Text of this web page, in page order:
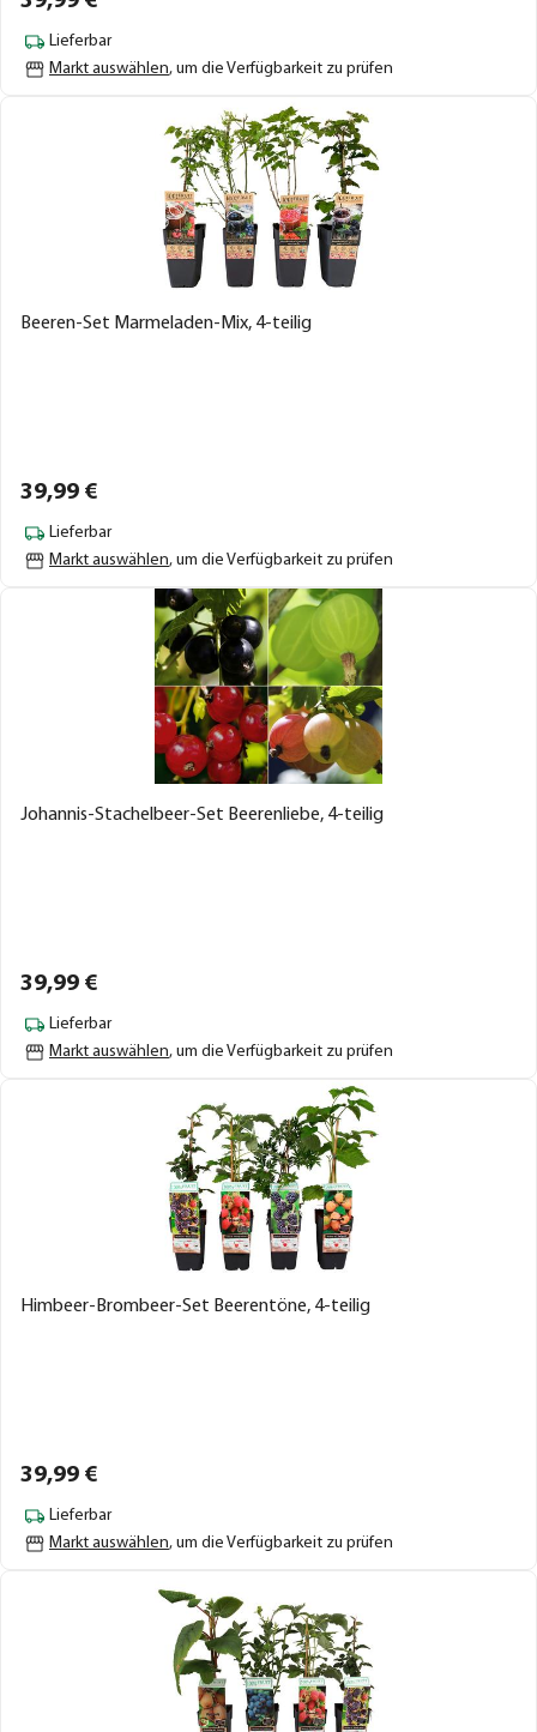
Lieferbar
Markt auswählen, um die Verfügbarkeit zu prüfen
Beeren-Set Marmeladen-Mix, 4-teilig
39,99 €
Lieferbar
Markt auswählen, um die Verfügbarkeit zu prüfen
Johannis-Stachelbeer-Set Beerenliebe, 4-teilig
39,99 €
Lieferbar
Markt auswählen, um die Verfügbarkeit zu prüfen
Himbeer-Brombeer-Set Beerentöne, 4-teilig
39,99 €
Lieferbar
Markt auswählen, um die Verfügbarkeit zu prüfen